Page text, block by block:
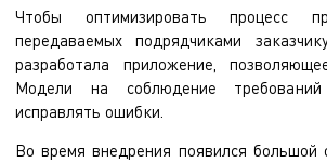
Чтобы оптимизировать процесс
передаваемых подрядчиками
разработала приложение,
Модели на соблюдение
исправлять ошибки.
Во время внедрения появился большой